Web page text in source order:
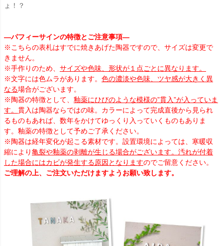
ょ！？
―パフィーサインの特徴とご注意事項―
※こちらの表札はすでに焼きあげた陶器ですので、サイズは変更で
きません。
※手作りのため、 サイズや色味、形状が１点ごとに異なります。
※文字には色ムラがあります。 色の濃淡や色味、ツヤ感が大きく異
なる場合がございます。
※陶器の特徴として、 釉薬にひびのような模様の”貫入”が入っていま
す。 貫入は陶器ならではの味。カラーによって完成直後から見られ
るものもあれば、数年をかけてゆっくり入っていくものもありま
す。釉薬の特徴として予めご了承ください。
※陶器は経年変化が起こる素材です。設置環境によっては、寒暖収
縮により亀裂や釉薬の剥離が生じる場合がございます。汚れが付着
した場合にはカビが発生する原因となりますのでご留意ください。
ご理解の上、ご注文いただけますようお願い致します。